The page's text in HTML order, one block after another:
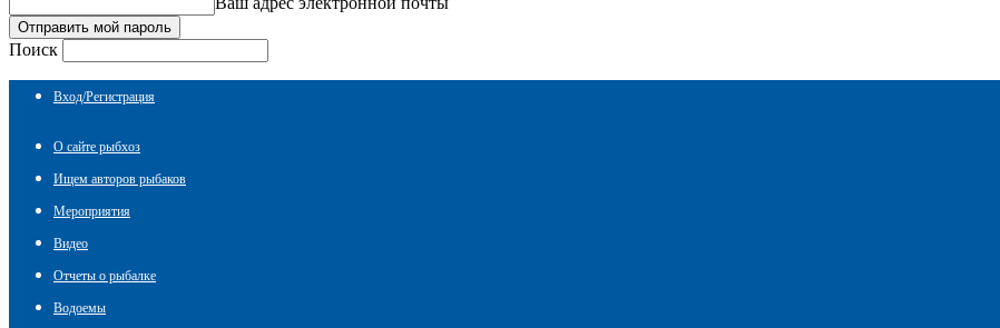
Поиск
Вход/Регистрация
О сайте рыбхоз
Ищем авторов рыбаков
Мероприятия
Видео
Отчеты о рыбалке
Водоемы